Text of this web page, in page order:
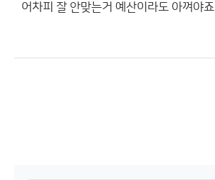
어차피 잘 안맞는거 예산이라도 아껴야죠